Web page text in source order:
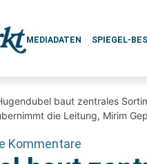
MEDIADATEN SPIEGEL-
baut zentrales
die Leitung, Mirim
Kommentare